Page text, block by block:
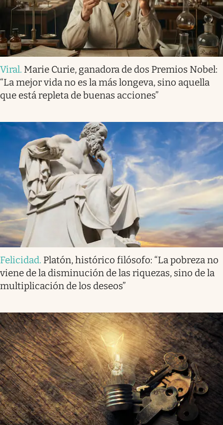
Viral. Marie Curie, ganadora de dos Premios Nobel:
“La mejor vida no es la más longeva, sino aquella
que está repleta de buenas acciones”
Felicidad. Platón, histórico filósofo: “La pobreza no
viene de la disminución de las riquezas, sino de la
multiplicación de los deseos”